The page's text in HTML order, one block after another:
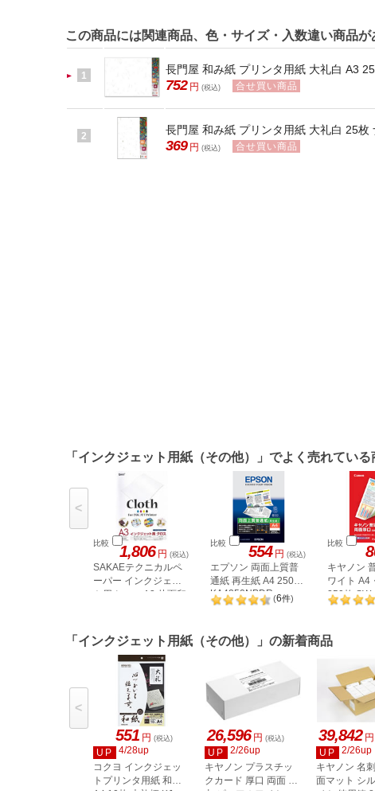
この商品には関連商品、色・サイズ・入数違い商品が
1 長門屋 和み紙 プリンタ用紙 大礼白 A3
752 円 (税込) 合せ買い商品
2 長門屋 和み紙 プリンタ用紙 大礼白 25枚
369 円 (税込) 合せ買い商品
「インクジェット用紙（その他）」でよく売れている
比較 1,806 円 (税込)
SAKAEテクニカルペ
ーパー インクジェッ
ト用クロス A3 片面印
比較 554 円 (税込)
エプソン 両面上質普
通紙 再生紙 A4 250枚
KA4250NPDR(6件)
比較
キヤノン
ワイト A4
250枚
<
「インクジェット用紙（その他）」の新着商品
551 円 (税込)
UP
4/28up
コクヨ インクジェッ
トプリンタ用紙 和紙
26,596 円 (税込)
UP
2/26up
キヤノン プラスチッ
クカード 厚口 両面 角
39,842 円
UP
2/26up
キヤノン 名
面マット シ
<